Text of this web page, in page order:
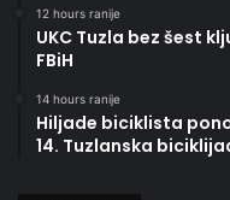
12 hours ranije
UKC Tuzla bez šest
FBiH
14 hours ranije
Hiljade biciklista
14. Tuzlanska